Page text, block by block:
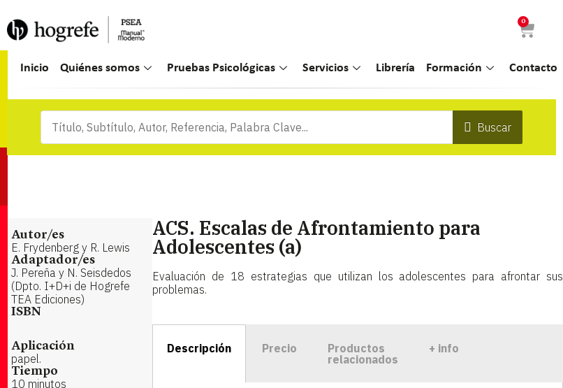
0
Inicio Quiénes somos Pruebas Psicológicas Servicios Librería Formación Contacto
Buscar
Autor/es
E. Frydenberg y R. Lewis
Adaptador/es
J. Pereña y N. Seisdedos
(Dpto. I+D+i de Hogrefe
TEA Ediciones)
ISBN
Aplicación
papel.
Tiempo
10 minutos
ACS. Escalas de Afrontamiento para
Adolescentes (a)
Evaluación de 18 estrategias que utilizan los adolescentes para afrontar sus
problemas.
Descripción Precio
Productos
relacionados
+ info